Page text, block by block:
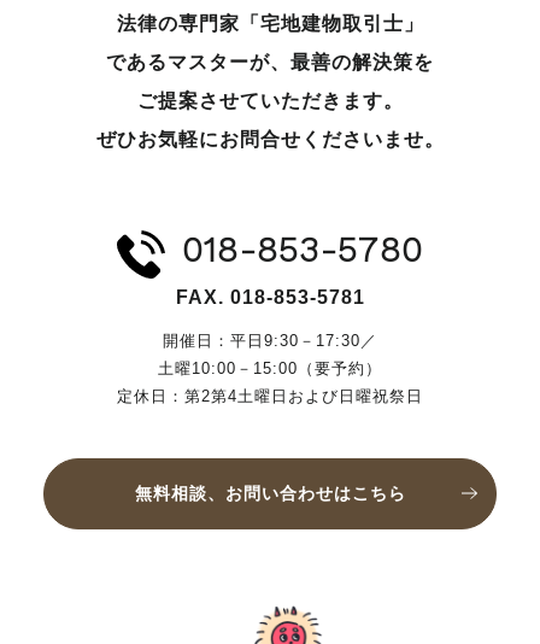
法律の専門家「宅地建物取引士」
であるマスターが、 最善の解決策を
ご提案させていただきます。
ぜひお気軽にお問合せくださいませ。
018-853-5780
FAX. 018-853-5781
開催日：平日9:30－17:30／
土曜10:00－15:00（要予約）
定休日：第2第4土曜日および日曜祝祭日
無料相談、お問い合わせはこちら